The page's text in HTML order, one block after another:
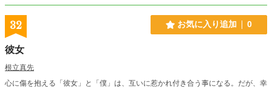
32 お気に入り追加 0
彼女
根立真先
心に傷を抱える「彼女」と「僕」は、互いに惹かれ付き合う事になる。だが、幸